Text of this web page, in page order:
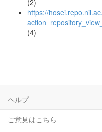
(2)
https://
(4)
ヘルプ
ご意見はこちら